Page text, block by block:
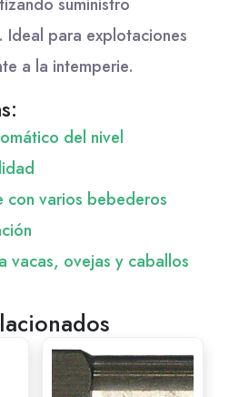
Ideal para explotaciones
a la intemperie.
del nivel
con varios bebederos
vacas, ovejas y caballos